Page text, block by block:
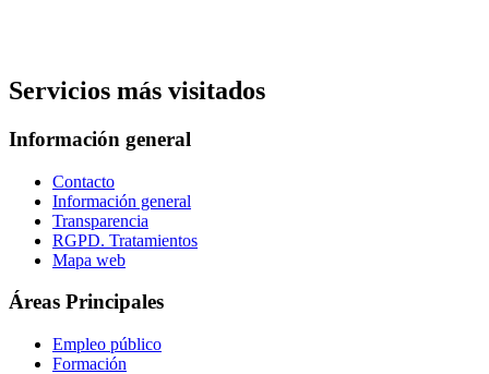
Servicios más visitados
Información general
Contacto
Información general
Transparencia
RGPD. Tratamientos
Mapa web
Áreas Principales
Empleo público
Formación